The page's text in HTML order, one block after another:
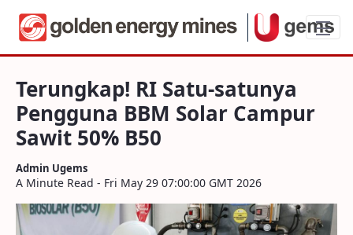
Terungkap! RI Satu-satunya Pengguna
Terungkap! RI Satu-satunya
Pengguna BBM Solar Campur
Sawit 50% B50
Admin Ugems
A Minute Read - Fri May 29 07:00:00 GMT 2026